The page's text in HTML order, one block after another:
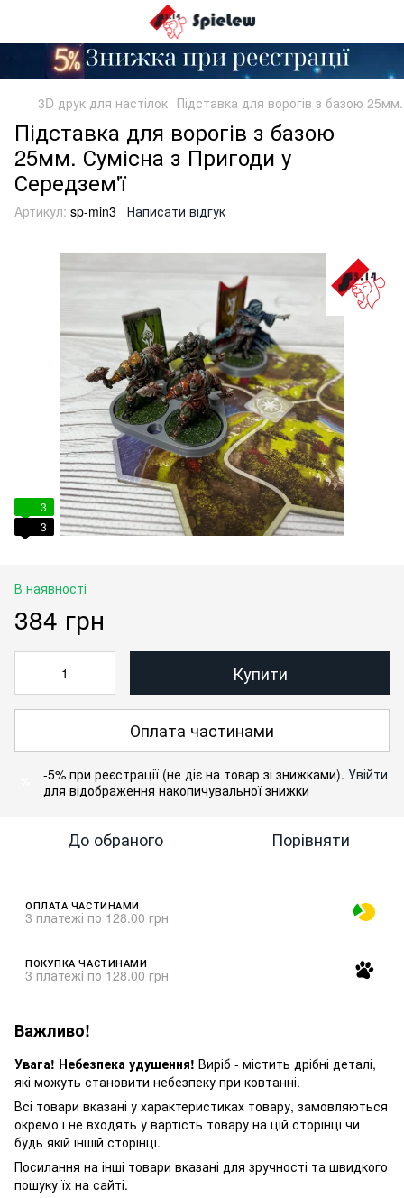
3D друк для настілок Підставка для ворогів з базою
Підставка для ворогів з базою
25мм. Сумісна з Пригоди у
Середзем'ї
Артикул: sp-min3 Написати відгук
3
3
В наявності
384 грн
Купити
Оплата частинами
-5% при реєстрації (не діє на товар зі знижками). Увійти
для відображення накопичувальної знижки
До обраного Порівняти
ОПЛАТА ЧАСТИНАМИ
3 платежі по 128.00 грн
ПОКУПКА ЧАСТИНАМИ
3 платежі по 128.00 грн
Важливо!
Увага! Небезпека удушення! Виріб - містить дрібні деталі,
які можуть становити небезпеку при ковтанні.
Всі товари вказані у характеристиках товару, замовляються
окремо і не входять у вартість товару на цій сторінці чи
будь якій іншій сторінці.
Посилання на інші товари вказані для зручності та швидкого
пошуку їх на сайті.